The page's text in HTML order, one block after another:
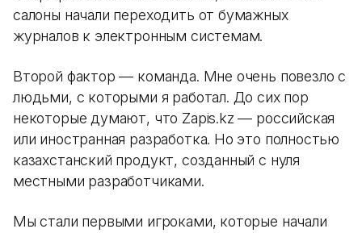
салоны начали переходить от бумажных
журналов к электронным системам.
Второй фактор — команда. Мне очень повезло с
людьми, с которыми я работал. До сих пор
некоторые думают, что Zapis.kz — российская
или иностранная разработка. Но это полностью
казахстанский продукт, созданный с нуля
местными разработчиками.
Мы стали первыми игроками, которые начали